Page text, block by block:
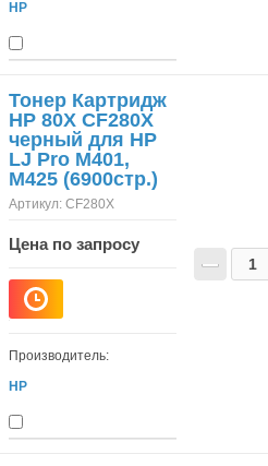
HP
Тонер Картридж
HP 80X CF280X
черный для HP
LJ Pro M401,
M425 (6900стр.)
Артикул: CF280X
Цена по запросу
Производитель:
HP
−